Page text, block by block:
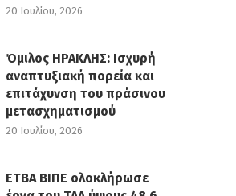
20 Ιουλίου, 2026
Όμιλος ΗΡΑΚΛΗΣ: Ισχυρή
αναπτυξιακή πορεία και
επιτάχυνση του πράσινου
μετασχηματισμού
20 Ιουλίου, 2026
ΕΤΒΑ ΒΙΠΕ ολοκλήρωσε